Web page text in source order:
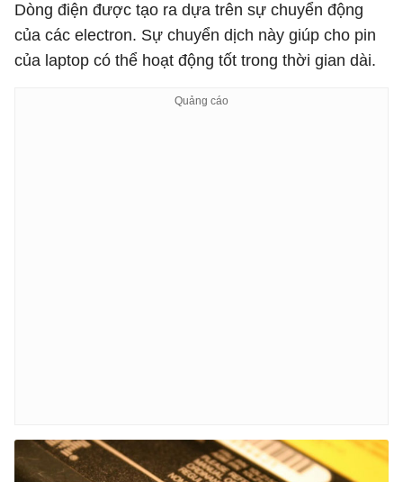
Dòng điện được tạo ra dựa trên sự chuyển động
của các electron. Sự chuyển dịch này giúp cho pin
của laptop có thể hoạt động tốt trong thời gian dài.